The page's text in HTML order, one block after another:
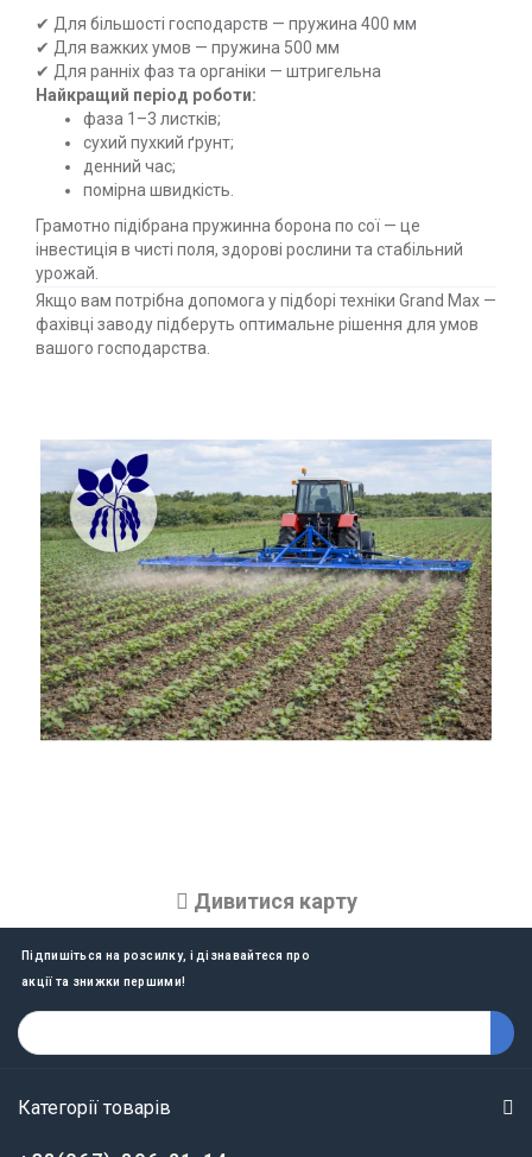
✔ Для більшості господарств — пружина 400 мм
✔ Для важких умов — пружина 500 мм
✔ Для ранніх фаз та органіки — штригельна
Найкращий період роботи:
фаза 1–3 листків;
сухий пухкий ґрунт;
денний час;
помірна швидкість.
Грамотно підібрана пружинна борона по сої — це
інвестиція в чисті поля, здорові рослини та стабільний
урожай.
Якщо вам потрібна допомога у підборі техніки Grand Max —
фахівці заводу підберуть оптимальне рішення для умов
вашого господарства.
Дивитися карту
Підпишіться на розсилку, і дізнавайтеся про
акції та знижки першими!
Категорії товарів